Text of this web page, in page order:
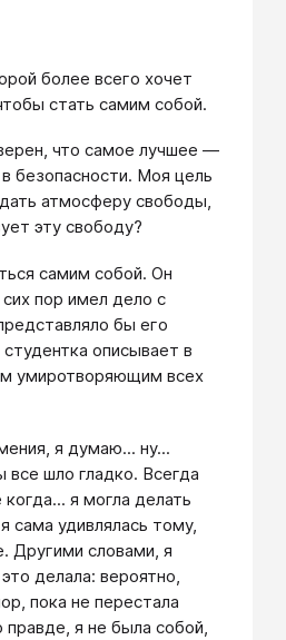
более всего хочет
стать самим собой.
что самое лучшее ―
безопасности. Моя цель
атмосферу свободы,
эту свободу?
самим собой. Он
пор имел дело с
бы его
описывает в
умиротворяющим всех
я думаю... ну...
все шло гладко. Всегда
я могла делать
удивлялась тому,
Другими словами, я
делала: вероятно,
пока не перестала
я не была собой,